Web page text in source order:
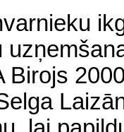
Birojs